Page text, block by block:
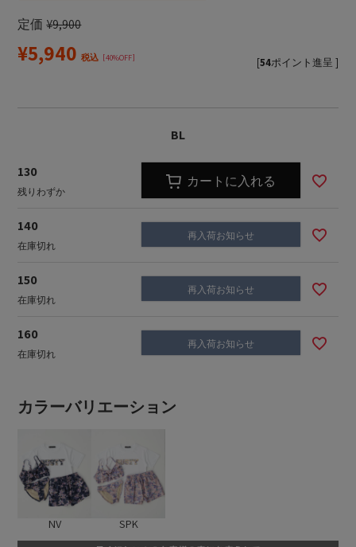
定価 ¥9,900
40%OFF
¥5,940 税込 [54ポイント進呈 ]
BL
130
残りわずか
カートに入れる
140
在庫切れ
再入荷お知らせ
150
在庫切れ
再入荷お知らせ
160
在庫切れ
再入荷お知らせ
カラーバリエーション
NV SPK